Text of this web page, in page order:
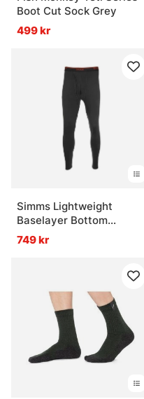
Boot Cut Sock Grey
499 kr
Simms Lightweight
Baselayer Bottom
Carbon
749 kr